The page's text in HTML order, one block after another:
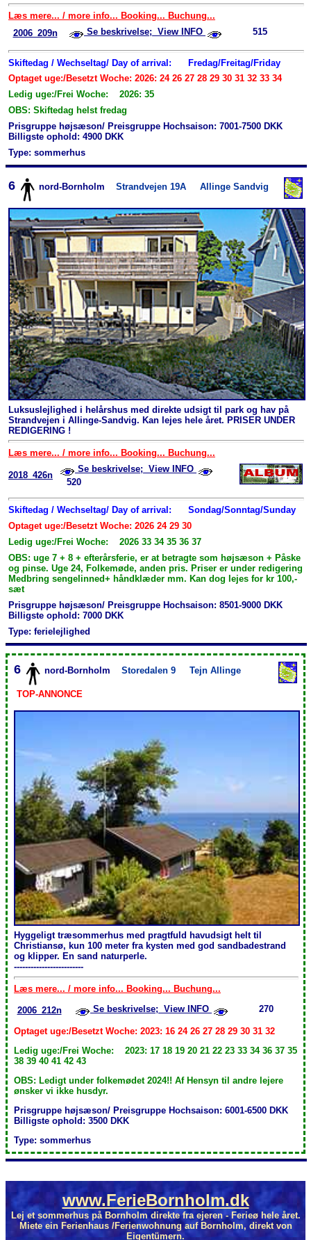
Læs mere... / more info... Booking... Buchung...
2006_209n
Se beskrivelse; View INFO 515
Skiftedag / Wechseltag/ Day of arrival: Fredag/Freitag/Friday
Optaget uge:/Besetzt Woche: 2026: 24 26 27 28 29 30 31 32 33 34
Ledig uge:/Frei Woche: 2026: 35
OBS: Skiftedag helst fredag
Prisgruppe højsæson/ Preisgruppe Hochsaison: 7001-7500 DKK
Billigste ophold: 4900 DKK
Type: sommerhus
6 nord-Bornholm Strandvejen 19A Allinge Sandvig
Luksuslejlighed i helårshus med direkte udsigt til park og hav på
Strandvejen i Allinge-Sandvig. Kan lejes hele året. PRISER UNDER
REDIGERING !
Læs mere... / more info... Booking... Buchung...
2018_426n
Se beskrivelse; View INFO
520
Skiftedag / Wechseltag/ Day of arrival: Sondag/Sonntag/Sunday
Optaget uge:/Besetzt Woche: 2026 24 29 30
Ledig uge:/Frei Woche: 2026 33 34 35 36 37
OBS: uge 7 + 8 + efterårsferie, er at betragte som højsæson + Påske
og pinse. Uge 24, Folkemøde, anden pris. Priser er under redigering
Medbring sengelinned+ håndklæder mm. Kan dog lejes for kr 100,-
sæt
Prisgruppe højsæson/ Preisgruppe Hochsaison: 8501-9000 DKK
Billigste ophold: 7000 DKK
Type: ferielejlighed
6 nord-Bornholm Storedalen 9 Tejn Allinge
TOP-ANNONCE
Hyggeligt træsommerhus med pragtfuld havudsigt helt til
Christiansø, kun 100 meter fra kysten med god sandbadestrand
og klipper. En sand naturperle.
-------------------------
Læs mere... / more info... Booking... Buchung...
2006_212n Se beskrivelse; View INFO 270
Optaget uge:/Besetzt Woche: 2023: 16 24 26 27 28 29 30 31 32
Ledig uge:/Frei Woche: 2023: 17 18 19 20 21 22 23 33 34 36 37 35
38 39 40 41 42 43
OBS: Ledigt under folkemødet 2024!! Af Hensyn til andre lejere
ønsker vi ikke husdyr.
Prisgruppe højsæson/ Preisgruppe Hochsaison: 6001-6500 DKK
Billigste ophold: 3500 DKK
Type: sommerhus
www.FerieBornholm.dk
Lej et sommerhus på Bornholm direkte fra ejeren - Ferieø hele året.
Miete ein Ferienhaus /Ferienwohnung auf Bornholm, direkt von
Eigentümern.